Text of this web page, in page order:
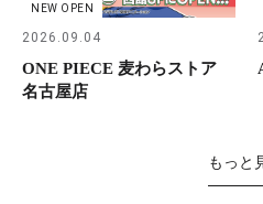
NEW OPEN
2026.09.04
ONE PIECE 麦わらストア
名古屋店
もっと